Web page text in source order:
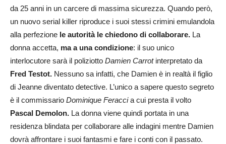
da 25 anni in un carcere di massima sicurezza. Quando però,
un nuovo serial killer riproduce i suoi stessi crimini emulandola
alla perfezione le autorità le chiedono di collaborare. La
donna accetta, ma a una condizione: il suo unico
interlocutore sarà il poliziotto Damien Carrotinterpretato da
Fred Testot. Nessuno sa infatti, che Damien è in realtà il figlio
di Jeanne diventato detective. L’unico a sapere questo segreto
è il commissario Dominique Feraccia cui presta il volto
Pascal Demolon. La donna viene quindi portata in una
residenza blindata per collaborare alle indagini mentre Damien
dovrà affrontare i suoi fantasmi e fare i conti con il passato.